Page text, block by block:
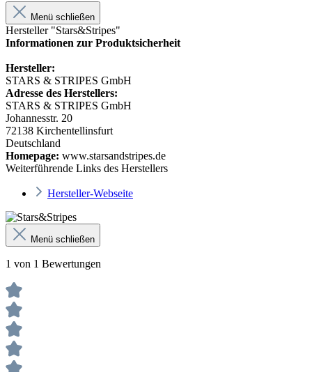
Menü schließen
Hersteller "Stars&Stripes"
Informationen zur Produktsicherheit
Hersteller:
STARS & STRIPES GmbH
Adresse des Herstellers:
STARS & STRIPES GmbH
Johannesstr. 20
72138 Kirchentellinsfurt
Deutschland
Homepage: www.starsandstripes.de
Weiterführende Links des Herstellers
Hersteller-Webseite
Menü schließen
1 von 1 Bewertungen